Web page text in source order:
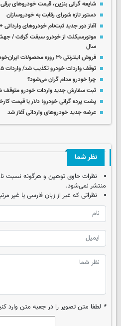
شایعه گرانی بنزین، قیمت خودروهای برقی
دستور تازه شورای رقابت به خودروسازان
آغاز دور جدید ثبت‌نام خودروهای وارداتی
سال
فروش اینترنتی ۳۰ روزه محصولات ایران‌خودرو در روزهای ۳۰ و ۳۱ تیر
توقف واردات خودرو تکذیب شد/ واردات ۸۵ هزار خودرو تا پایان سال
چرا خودرو مدام گران می‌شود؟‌
ثبت سفارش جدید واردات خودرو متوقف
پشت پرده گرانی خودرو؛ دلار یا قیمت
عرضه جدید خودروهای وارداتی آغاز شد
نظر شما
نظرات حاوی توهین و هرگونه نسبت
منتشر نمی‌شود.
نظراتی که غیر از زبان فارسی یا غیر
* لطفا متن تصویر را در جعبه متن وارد